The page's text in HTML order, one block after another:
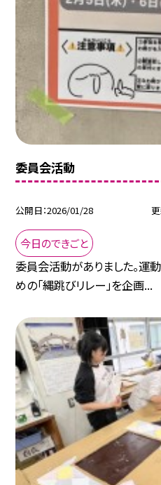
委員会活動
公開日 2026/01/28
今日のできごと
委員会活動がありました。運
めの「縄跳びリレー」を企画...